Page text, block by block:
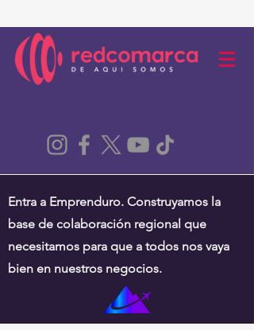
Entra a Emprenduro. Construyamos la
base de colaboración regional que
necesitamos para que a todos nos vaya
bien en nuestros negocios.